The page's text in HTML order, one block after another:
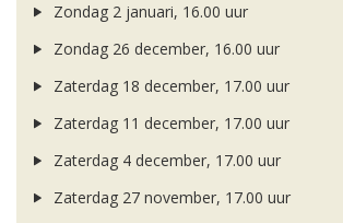
Zondag 2 januari, 16.00 uur
Zondag 26 december, 16.00 uur
Zaterdag 18 december, 17.00 uur
Zaterdag 11 december, 17.00 uur
Zaterdag 4 december, 17.00 uur
Zaterdag 27 november, 17.00 uur